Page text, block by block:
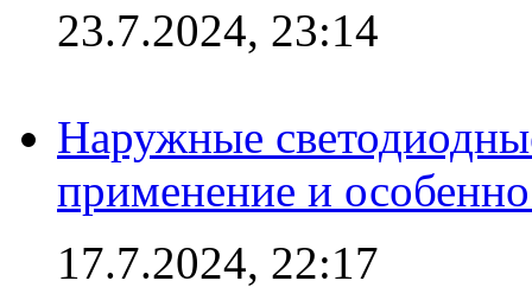
23.7.2024, 23:14
Наружные
применение и
17.7.2024, 22:17